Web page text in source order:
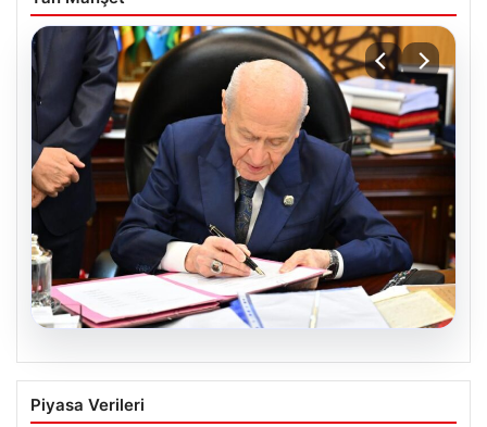
05.08.2026
Bahçeli’den çerçeve yasa açıklaması:
Bin yıllık kardeşliğimiz tescillendi
Piyasa Verileri